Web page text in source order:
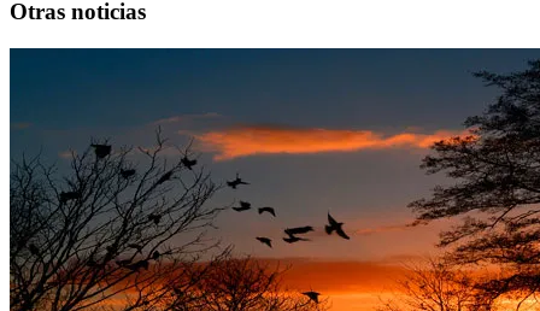
Otras noticias